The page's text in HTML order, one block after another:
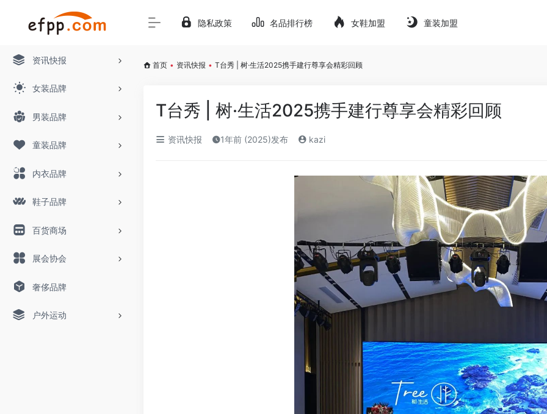
资讯快报
女装品牌
男装品牌
童装品牌
内衣品牌
鞋子品牌
百货商场
展会协会
奢侈品牌
户外运动
隐私政策 名品排行榜 女鞋加盟 童装加盟
首页 • 资讯快报 • T台秀 | 树·生活2025携手建行尊享会精彩回顾
T台秀 | 树·生活2025携手建行尊享会精彩回顾
资讯快报 1年前 (2025)发布 kazi